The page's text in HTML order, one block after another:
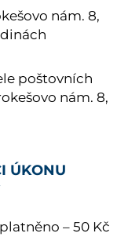
nám. 8,
poštovních
nám. 8,
ÚKONU
– 50 Kč